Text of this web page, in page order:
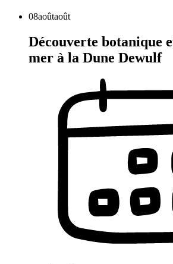
08aoûtaoût
Découverte botanique
mer à la Dune Dewulf